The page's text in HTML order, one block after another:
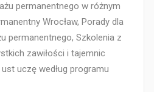
permanentnego w różnym
Wrocław, Porady dla
permanentnego, Szkolenia z
zawiłości i tajemnic
uczę według programu